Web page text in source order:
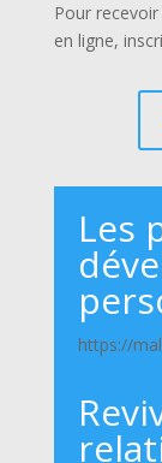
Pour
en ligne,
Les
https://